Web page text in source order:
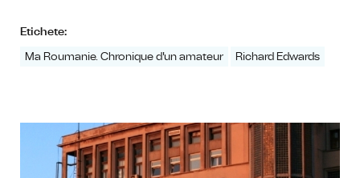
Etichete:
Ma Roumanie. Chronique d'un amateur Richard Edwards